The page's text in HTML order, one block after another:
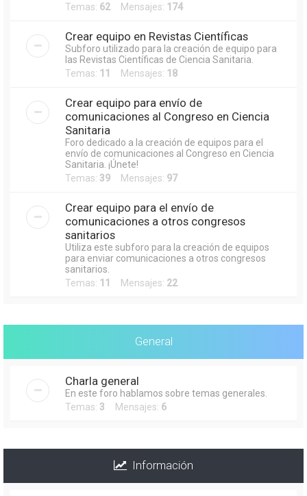
Temas: 62Mensajes: 174
Crear equipo en Revistas Científicas
Subforo utilizado para la creación de equipo para
las Revistas Científicas de Ciencia Sanitaria.
Temas: 11 Mensajes: 18
Crear equipo para envío de
comunicaciones al Congreso en Ciencia
Sanitaria
Foro dedicado a la creación de equipos para el
envío de comunicaciones al Congreso en Ciencia
Sanitaria. ¡Únete!
Temas: 39 Mensajes: 97
Crear equipo para el envío de
comunicaciones a otros congresos
sanitarios
Utiliza este subforo para la creación de equipos
para enviar comunicaciones a otros congresos
sanitarios.
Temas: 11 Mensajes: 22
General
Charla general
En este foro hablamos sobre temas generales.
Temas: 3 Mensajes: 6
Información